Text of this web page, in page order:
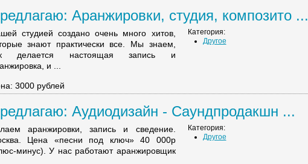
Аранжировки, студия, композито ...
студией создано очень много хитов,
знают практически все. Мы знаем,
делается настоящая запись и
и ...
Категория:
Другое
3000 рублей
Аудиодизайн - Саундпродакшн ...
аранжировки, запись и сведение.
Цена «песни под ключ» 40 000р
минус). У нас работают аранжировщик
Категория:
Другое